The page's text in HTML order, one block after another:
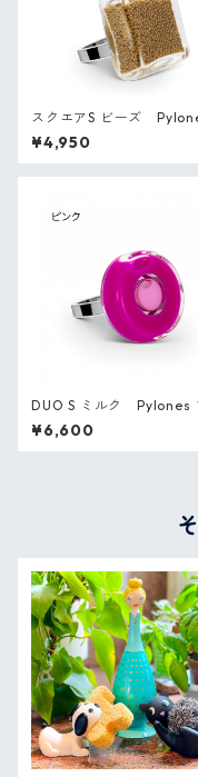
スクエアS ビーズ
フランス ガラスのリング
¥4,950
DUO S ミルク Pylones
ンス ガラスのリング
¥6,600